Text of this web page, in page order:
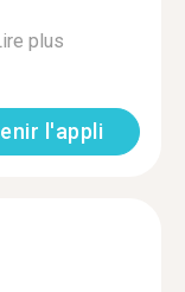
plus
l'appli